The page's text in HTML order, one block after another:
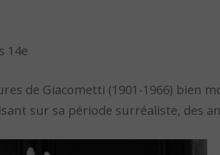
14e
de Giacometti (1901-1966) bien
sur sa période surréaliste, des